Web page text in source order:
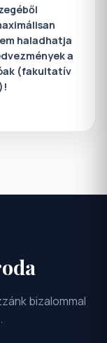
haladhatja
a
(fakultatív
bizalommal